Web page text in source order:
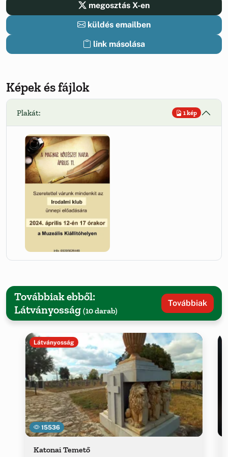
megosztás X-en
küldés emailben
link másolása
Képek és fájlok
Plakát: 1 kép
Továbbiak ebből:
Látványosság (10 darab)
Továbbiak
15536
Látványosság
Katonai Temető